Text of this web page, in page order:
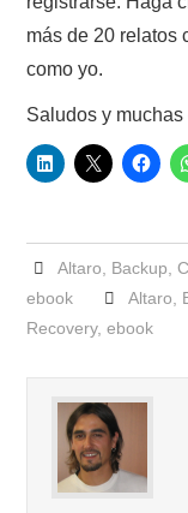
más de 20 relatos
como yo.
Saludos y muchas
Altaro Backup
ebook
Altaro
Recovery,ebook